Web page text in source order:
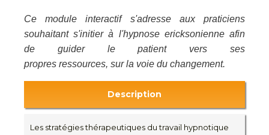
Ce module interactif s'adresse aux praticiens
souhaitant s'initier à l'hypnose ericksonienne afin
de guider le patient vers ses
propres ressources, sur la voie du changement.
Description
Les stratégies thérapeutiques du travail hypnotique